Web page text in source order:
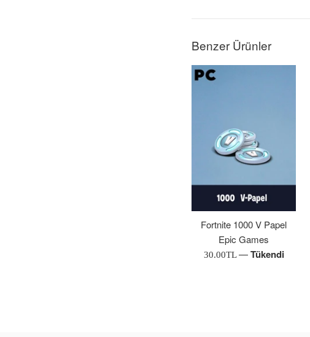
Benzer Ürünler
Fortnite 1000 V Papel
Epic Games
Normal
30.00TL—Tükendi